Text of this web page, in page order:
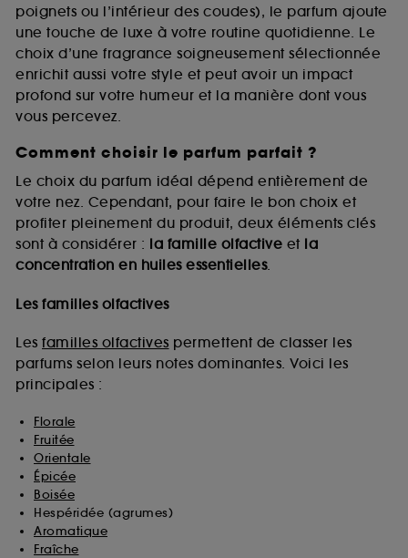
poignets ou l’intérieur des coudes), le parfum ajoute
une touche de luxe à votre routine quotidienne. Le
choix d’une fragrance soigneusement sélectionnée
enrichit aussi votre style et peut avoir un impact
profond sur votre humeur et la manière dont vous
vous percevez.
Comment choisir le parfum parfait ?
Le choix du parfum idéal dépend entièrement de
votre nez. Cependant, pour faire le bon choix et
profiter pleinement du produit, deux éléments clés
sont à considérer : la famille olfactive et la
concentration en huiles essentielles.
Les familles olfactives
Les familles olfactives permettent de classer les
parfums selon leurs notes dominantes. Voici les
principales :
Florale
Fruitée
Orientale
Épicée
Boisée
Hespéridée (agrumes)
Aromatique
Fraîche
cookies d’authentification qui sont utilisés afin de
vous faire bénéficier de l’authentification
prolongée vous permettant d’accéder à votre
compte lors de votre prochaine visite sur le site
sans saisir à nouveau votre identifiant et mot de
passe.
A l'exception des cookies techniques, le dépôt et la
lecture de ces traceurs requiert votre accord. Vous
pouvez personnaliser vos choix concernant le dépôt
de ces cookies grâce au bouton "personnaliser mes
choix" ci-dessous ou décider de "tout accepter".
Sephora pourra associer les informations de
navigation collectées par ces Cookies, pour les
collectées ou générées lors de votre activité en ligne
sur "continuer sans accepter". Voous pouvez à tout
moment choisir de retirer votrte consentement. Si vous
souhaitez obtenir plus d'information sur les cookies
utilisés, cliquez